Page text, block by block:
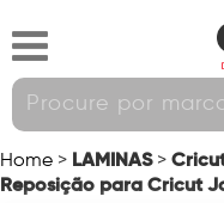
Home > LAMINAS >
Reposição para Cricut